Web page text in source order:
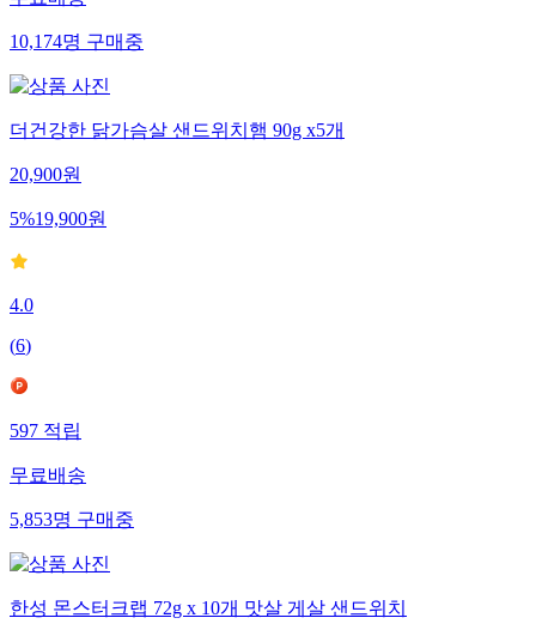
10,174명 구매중
더건강한 닭가슴살 샌드위치햄 90g x5개
20,900원
5%19,900원
4.0
(6)
597 적립
무료배송
5,853명 구매중
한성 몬스터크랩 72g x 10개 맛살 게살 샌드위치